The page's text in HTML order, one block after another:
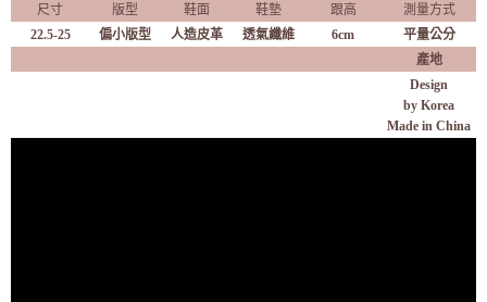
尺寸 版型 鞋面 鞋墊 跟高
測量方式
22.5-25
偏小版型 人造皮革 透氣纖維 6cm
平量公分
產地
Design
by Korea
Made in China